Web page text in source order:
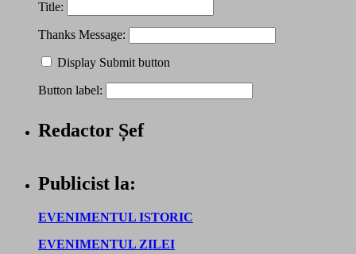
Title:
Thanks Message:
Display Submit button
Button label:
Redactor Șef
Publicist la:
EVENIMENTUL ISTORIC
EVENIMENTUL ZILEI